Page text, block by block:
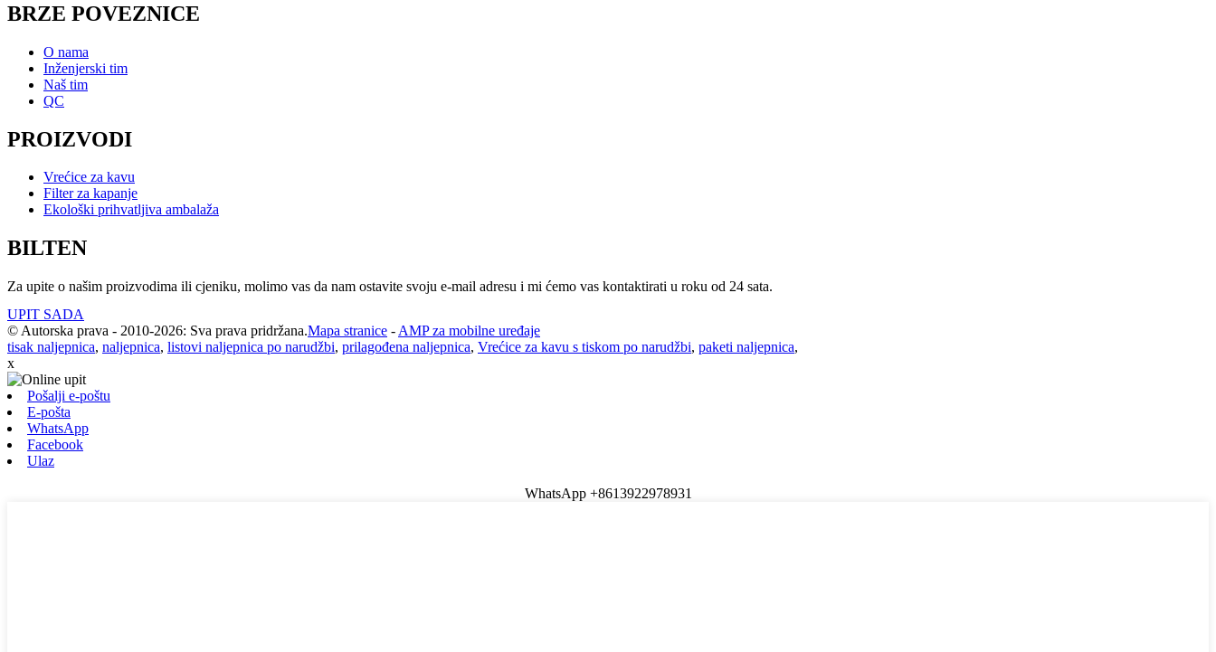
BRZE POVEZNICE
O nama
Inženjerski tim
Naš tim
QC
PROIZVODI
Vrećice za kavu
Filter za kapanje
Ekološki prihvatljiva ambalaža
BILTEN
Za upite o našim proizvodima ili cjeniku, molimo vas da nam ostavite svoju e-mail adresu i mi ćemo vas kontaktirati u roku od 24 sata.
UPIT SADA
© Autorska prava - 2010-2026: Sva prava pridržana.Mapa stranice - AMP za mobilne uređaje
tisak naljepnica, naljepnica, listovi naljepnica po narudžbi, prilagođena naljepnica, Vrećice za kavu s tiskom po narudžbi, paketi naljepnica,
x
Pošalji e-poštu
E-pošta
WhatsApp
Facebook
Ulaz
WhatsApp +8613922978931